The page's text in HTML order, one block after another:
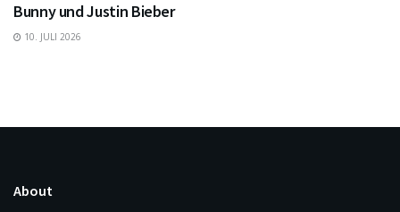
Bunny und Justin Bieber
10. JULI 2026
About